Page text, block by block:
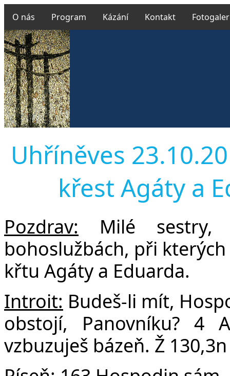
O nás Program Kázání Kontakt
Uhříněves
křest Agáty a
Pozdrav: Milé
bohoslužbách, při
křtu Agáty a Eduarda.
Introit: Budeš-li mít,
obstojí, Panovníku? 4
vzbuzuješ bázeň. Ž 130,3n